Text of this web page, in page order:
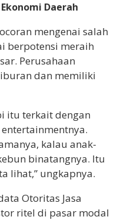
Daerah
mengenai salah
berpotensi meraih
Perusahaan
dan memiliki
itu terkait dengan
kalau anak-
binatangnya. Itu
lihat,” ungkapnya.
Otoritas Jasa
ritel di pasar modal